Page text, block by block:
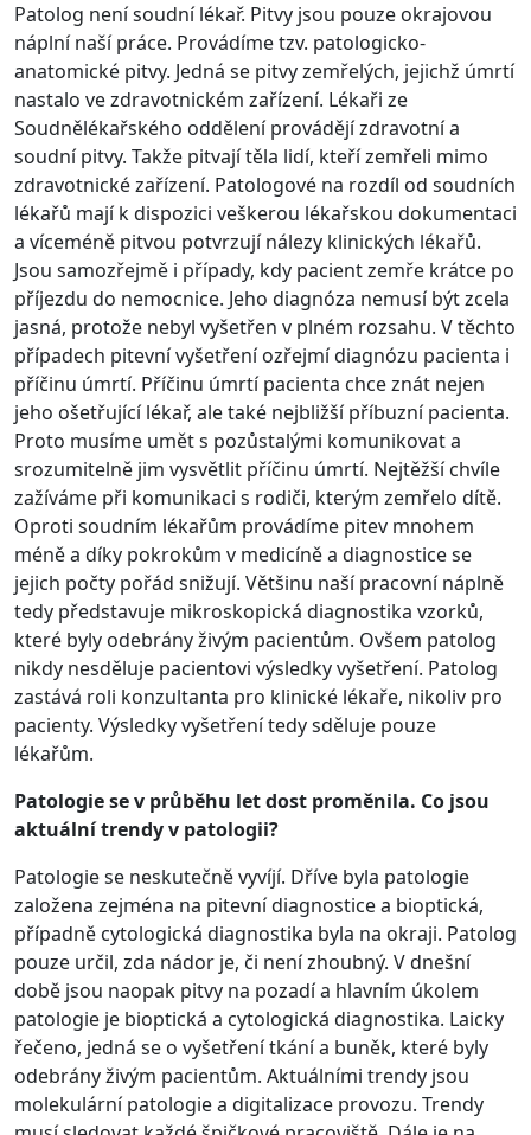
Patolog není soudní lékař. Pitvy jsou pouze okrajovou
náplní naší práce. Provádíme tzv. patologicko-
anatomické pitvy. Jedná se pitvy zemřelých, jejichž úmrtí
nastalo ve zdravotnickém zařízení. Lékaři ze
Soudnělékařského oddělení provádějí zdravotní a
soudní pitvy. Takže pitvají těla lidí, kteří zemřeli mimo
zdravotnické zařízení. Patologové na rozdíl od soudních
lékařů mají k dispozici veškerou lékařskou dokumentaci
a víceméně pitvou potvrzují nálezy klinických lékařů.
Jsou samozřejmě i případy, kdy pacient zemře krátce po
příjezdu do nemocnice. Jeho diagnóza nemusí být zcela
jasná, protože nebyl vyšetřen v plném rozsahu. V těchto
případech pitevní vyšetření ozřejmí diagnózu pacienta i
příčinu úmrtí. Příčinu úmrtí pacienta chce znát nejen
jeho ošetřující lékař, ale také nejbližší příbuzní pacienta.
Proto musíme umět s pozůstalými komunikovat a
srozumitelně jim vysvětlit příčinu úmrtí. Nejtěžší chvíle
zažíváme při komunikaci s rodiči, kterým zemřelo dítě.
Oproti soudním lékařům provádíme pitev mnohem
méně a díky pokrokům v medicíně a diagnostice se
jejich počty pořád snižují. Většinu naší pracovní náplně
tedy představuje mikroskopická diagnostika vzorků,
které byly odebrány živým pacientům. Ovšem patolog
nikdy nesděluje pacientovi výsledky vyšetření. Patolog
zastává roli konzultanta pro klinické lékaře, nikoliv pro
pacienty. Výsledky vyšetření tedy sděluje pouze
lékařům.
Patologie se v průběhu let dost proměnila. Co jsou
aktuální trendy v patologii?
Patologie se neskutečně vyvíjí. Dříve byla patologie
založena zejména na pitevní diagnostice a bioptická,
případně cytologická diagnostika byla na okraji. Patolog
pouze určil, zda nádor je, či není zhoubný. V dnešní
době jsou naopak pitvy na pozadí a hlavním úkolem
patologie je bioptická a cytologická diagnostika. Laicky
řečeno, jedná se o vyšetření tkání a buněk, které byly
odebrány živým pacientům. Aktuálními trendy jsou
molekulární patologie a digitalizace provozu. Trendy